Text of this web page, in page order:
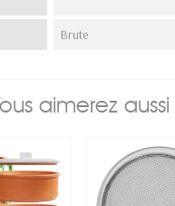
Brute
aimerez aussi